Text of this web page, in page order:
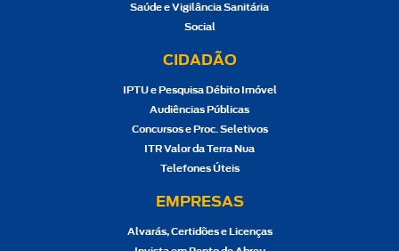
Saúde e Vigilância Sanitária
Social
CIDADÃO
IPTU e Pesquisa Débito Imóvel
Audiências Públicas
Concursos e Proc. Seletivos
ITR Valor da Terra Nua
Telefones Úteis
EMPRESAS
Alvarás, Certidões e Licenças